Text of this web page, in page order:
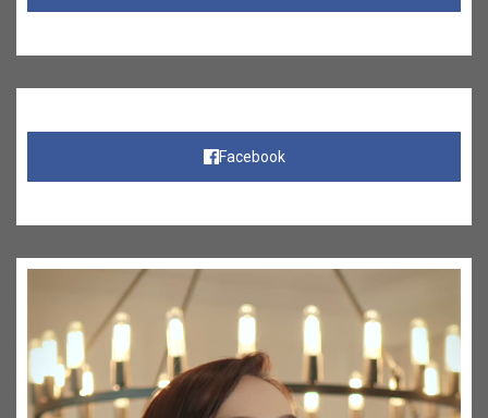
Facebook